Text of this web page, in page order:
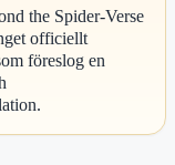
the Spider-Verse
officiellt
föreslog en